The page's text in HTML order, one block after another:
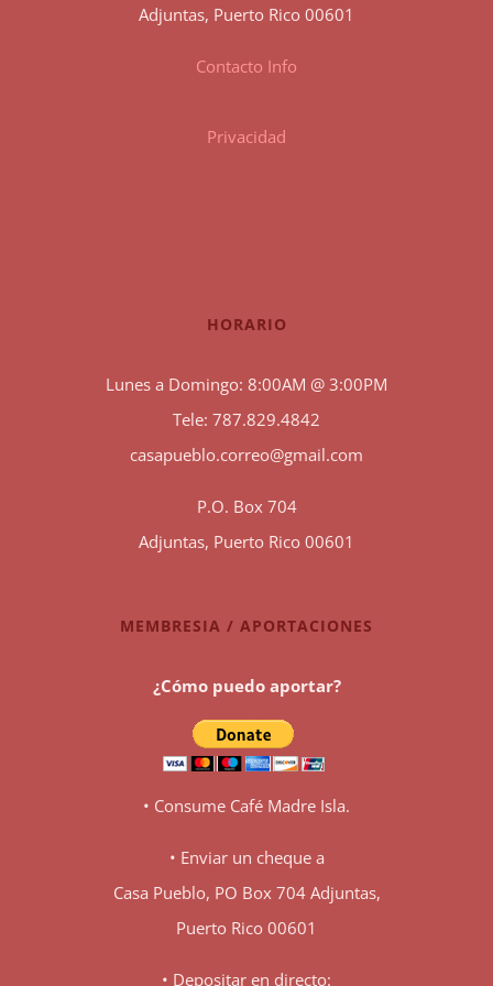
Adjuntas, Puerto Rico 00601
Contacto Info
Privacidad
HORARIO
Lunes a Domingo: 8:00AM @ 3:00PM
Tele: 787.829.4842
casapueblo.correo@gmail.com
P.O. Box 704
Adjuntas, Puerto Rico 00601
MEMBRESIA / APORTACIONES
¿Cómo puedo aportar?
• Consume Café Madre Isla.
• Enviar un cheque a
Casa Pueblo, PO Box 704 Adjuntas,
Puerto Rico 00601
• Depositar en directo: